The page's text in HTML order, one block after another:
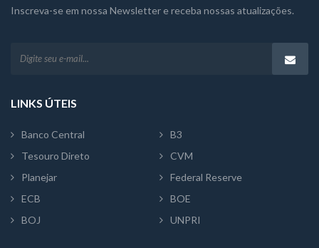
Inscreva-se em nossa Newsletter e receba nossas atualizações.
LINKS ÚTEIS
Banco Central
B3
Tesouro Direto
CVM
Planejar
Federal Reserve
ECB
BOE
BOJ
UNPRI